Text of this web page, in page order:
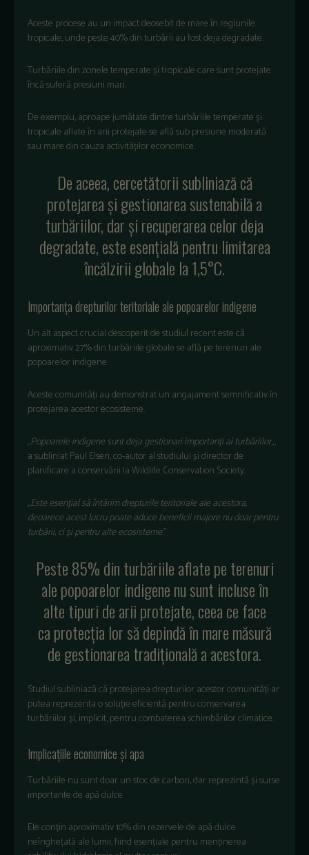
Aceste procese au un impact deosebit de mare în regiunile
tropicale, unde peste 40% din turbării au fost deja degradate.
Turbăriile din zonele temperate și tropicale care sunt protejate
încă suferă presiuni mari.
De exemplu, aproape jumătate dintre turbăriile temperate și
tropicale aflate în arii protejate se află sub presiune moderată
sau mare din cauza activităților economice.
De aceea, cercetătorii subliniază că
protejarea și gestionarea sustenabilă a
turbăriilor, dar și recuperarea celor deja
degradate, este esențială pentru limitarea
încălzirii globale la 1,5°C.
Importanța drepturilor teritoriale ale popoarelor indigene
Un alt aspect crucial descoperit de studiul recent este că
aproximativ 27% din turbăriile globale se află pe terenuri ale
popoarelor indigene.
Aceste comunități au demonstrat un angajament semnificativ în
protejarea acestor ecosisteme.
„Popoarele indigene sunt deja gestionari importanți ai turbăriilor„,
a subliniat Paul Elsen, co-autor al studiului și director de
planificare a conservării la Wildlife Conservation Society.
„Este esențial să întărim drepturile teritoriale ale acestora,
deoarece acest lucru poate aduce beneficii majore nu doar pentru
turbării, ci și pentru alte ecosisteme.”
Peste 85% din turbăriile aflate pe terenuri
ale popoarelor indigene nu sunt incluse în
alte tipuri de arii protejate, ceea ce face
ca protecția lor să depindă în mare măsură
de gestionarea tradițională a acestora.
Studiul subliniază că protejarea drepturilor acestor comunități ar
putea reprezenta o soluție eficientă pentru conservarea
turbăriilor și, implicit, pentru combaterea schimbărilor climatice.
Implicațiile economice și apa
Turbăriile nu sunt doar un stoc de carbon, dar reprezintă și surse
importante de apă dulce.
Ele conțin aproximativ 10% din rezervele de apă dulce
neînghețată ale lumii, fiind esențiale pentru menținerea